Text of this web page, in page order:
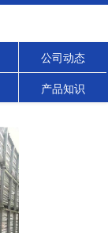
公司动态
产品知识